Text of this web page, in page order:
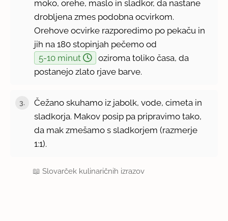
moko, orehe, maslo in sladkor, da nastane
drobljena zmes podobna ocvirkom.
Orehove ocvirke razporedimo po pekaču in
jih na 180 stopinjah pečemo od
5-10 minut
oziroma toliko časa, da
postanejo zlato rjave barve.
3.
Čežano skuhamo iz jabolk, vode, cimeta in
sladkorja. Makov posip pa pripravimo tako,
da mak zmešamo s sladkorjem (razmerje
1:1).
📖Slovarček kulinaričnih izrazov